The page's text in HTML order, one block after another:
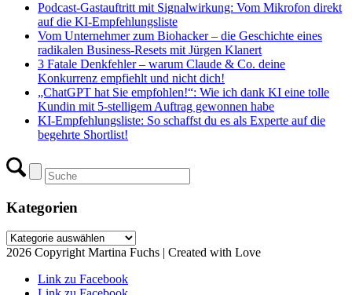
Podcast-Gastauftritt mit Signalwirkung: Vom Mikrofon direkt
auf die KI-Empfehlungsliste
Vom Unternehmer zum Biohacker – die Geschichte eines
radikalen Business-Resets mit Jürgen Klanert
3 Fatale Denkfehler – warum Claude & Co. deine
Konkurrenz empfiehlt und nicht dich!
„ChatGPT hat Sie empfohlen!“: Wie ich dank KI eine tolle
Kundin mit 5-stelligem Auftrag gewonnen habe
KI-Empfehlungsliste: So schaffst du es als Experte auf die
begehrte Shortlist!
Kategorien
Kategorien
2026 Copyright Martina Fuchs | Created with Love
Link zu Facebook